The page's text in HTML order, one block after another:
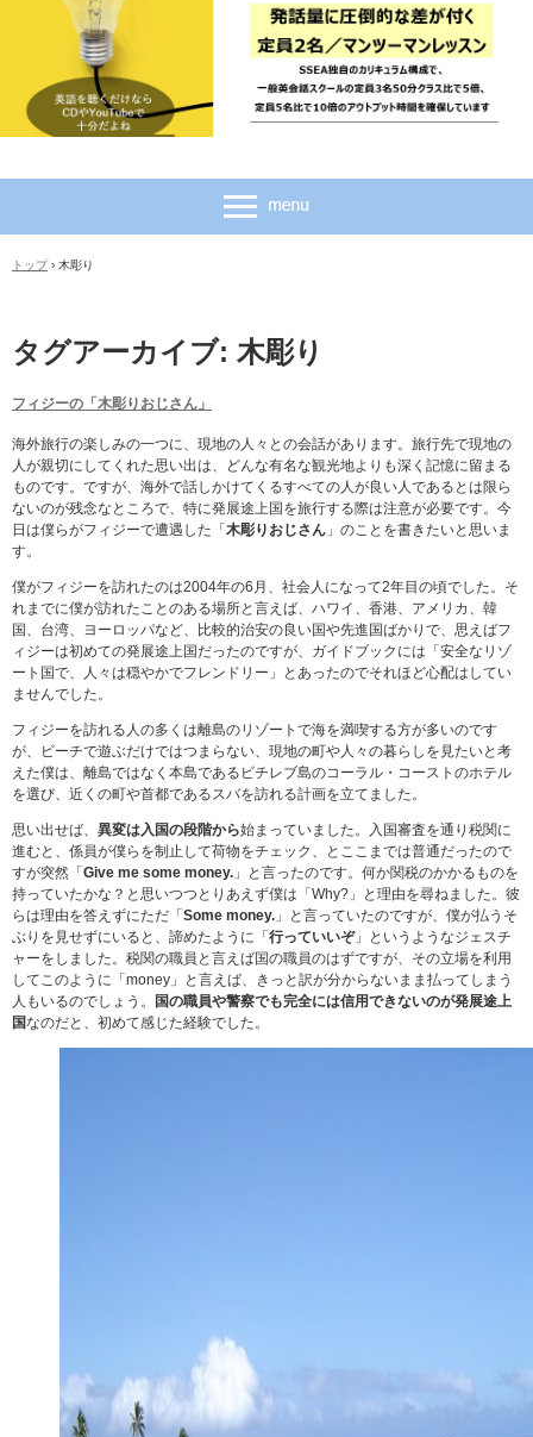
トップ › 木彫り
タグアーカイブ: 木彫り
フィジーの「木彫りおじさん」
海外旅行の楽しみの一つに、現地の人々との会話があります。旅行先で現地の
人が親切にしてくれた思い出は、どんな有名な観光地よりも深く記憶に留まる
ものです。ですが、海外で話しかけてくるすべての人が良い人であるとは限ら
ないのが残念なところで、特に発展途上国を旅行する際は注意が必要です。今
日は僕らがフィジーで遭遇した「木彫りおじさん 」のことを書きたいと思いま
す。
僕がフィジーを訪れたのは2004年の6月、社会人になって2年目の頃でした。そ
れまでに僕が訪れたことのある場所と言えば、ハワイ、香港、アメリカ、韓
国、台湾、ヨーロッパなど、比較的治安の良い国や先進国ばかりで、思えばフ
ィジーは初めての発展途上国だったのですが、ガイドブックには「安全なリゾ
ート国で、人々は穏やかでフレンドリー」とあったのでそれほど心配はしてい
ませんでした。
フィジーを訪れる人の多くは離島のリゾートで海を満喫する方が多いのです
が、ビーチで遊ぶだけではつまらない、現地の町や人々の暮らしを見たいと考
えた僕は、離島ではなく本島であるビチレブ島のコーラル・コーストのホテル
を選び、近くの町や首都であるスバを訪れる計画を立てました。
思い出せば、 異変は入国の段階から始まっていました。入国審査を通り税関に
進むと、係員が僕らを制止して荷物をチェック、とここまでは普通だったので
すが突然「Give me some money. 」と言ったのです。何か関税のかかるものを
持っていたかな？と思いつつとりあえず僕は「Why?」と理由を尋ねました。彼
らは理由を答えずにただ「Some money. 」と言っていたのですが、僕が払うそ
ぶりを見せずにいると、諦めたように「行っていいぞ」というようなジェスチ
ャーをしました。税関の職員と言えば国の職員のはずですが、その立場を利用
してこのように「money」と言えば、きっと訳が分からないまま払ってしまう
人もいるのでしょう。 国の職員や警察でも完全には信用できないのが発展途上
国なのだと、初めて感じた経験でした。